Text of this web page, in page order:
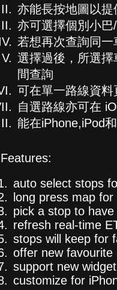
亦能長按地圖以
亦可選擇個別小
若想再次查詢同
選擇過後，所選
間查詢
可在單一路線資
自選路線亦可在
能在iPhone,iPod
Features:
auto select stops
long press map
pick a stop to
refresh real-time
stops will keep for
offer new
support new
customize for